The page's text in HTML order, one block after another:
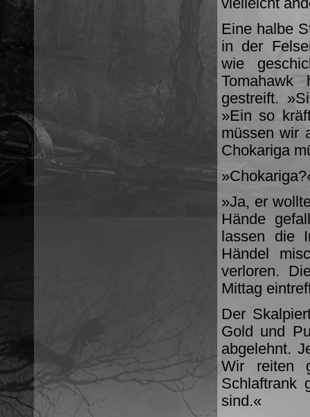
Eine halbe
in der
wie
gestreift.
»Ein so
müssen wir
Chokariga
»Ja, er
Hände
lassen die
Händel
verloren.
Mittag
Der
Gold und
abgelehnt.
Wir reiten
Schlaftrank
sind.«